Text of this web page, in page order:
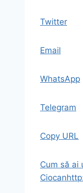
Twitter
Email
WhatsApp
Telegram
Copy URL
Cum să ai
Ciocan